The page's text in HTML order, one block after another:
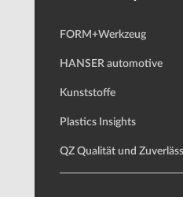
FORM+Werkzeug
HANSER automotive
Kunststoffe
Plastics Insights
QZ Qualität und